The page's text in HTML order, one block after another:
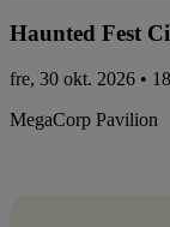
Haunted Fest
fre, 30 okt. 2026 •
MegaCorp Pavilion